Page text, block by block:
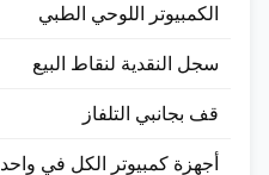
الكمبيوتر اللوحي الطبي
سجل النقدية لنقاط البيع
قف بجانبي التلفاز
أجهزة كمبيوتر الكل في واحد